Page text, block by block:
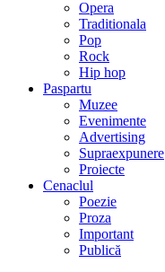
Opera
Traditionala
Pop
Rock
Hip hop
Paspartu
Muzee
Evenimente
Advertising
Supraexpunere
Proiecte
Cenaclul
Poezie
Proza
Important
Publică